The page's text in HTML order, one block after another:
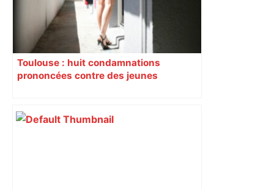
Toulouse : huit condamnations
prononcées contre des jeunes